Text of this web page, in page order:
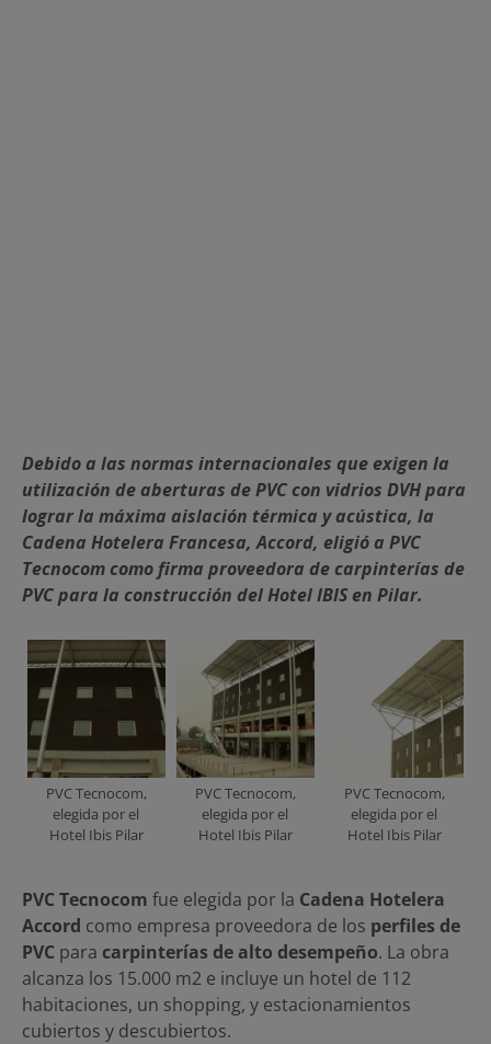
Debido a las normas internacionales que exigen la
utilización de aberturas de PVC con vidrios DVH para
lograr la máxima aislación térmica y acústica, la
Cadena Hotelera Francesa, Accord, eligió a PVC
Tecnocom como firma proveedora de carpinterías de
PVC para la construcción del Hotel IBIS en Pilar.
PVC Tecnocom,
elegida por el
Hotel Ibis Pilar
PVC Tecnocom,
elegida por el
Hotel Ibis Pilar
PVC Tecnocom,
elegida por el
Hotel Ibis Pilar
PVC Tecnocom fue elegida por la Cadena Hotelera
Accord como empresa proveedora de los perfiles de
PVC para carpinterías de alto desempeño. La obra
alcanza los 15.000 m2 e incluye un hotel de 112
habitaciones, un shopping, y estacionamientos
cubiertos y descubiertos.